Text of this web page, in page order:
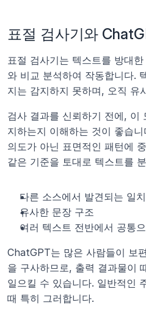
표절 검사기와
표절 검사기는 텍스트를 방대
와 비교 분석하여 작동합니다.
지는 감지하지 못하며, 오직 유
검사 결과를 신뢰하기 전에, 이
지하는지 이해하는 것이 좋습
의도가 아닌 표면적인 패턴에
같은 기준을 토대로 텍스트를
다른 소스에서 발견되는 일
유사한 문장 구조
여러 텍스트 전반에서 공통
ChatGPT는 많은 사람들이 보
을 구사하므로, 출력 결과물이
일으킬 수 있습니다. 일반적인
때 특히 그러합니다.